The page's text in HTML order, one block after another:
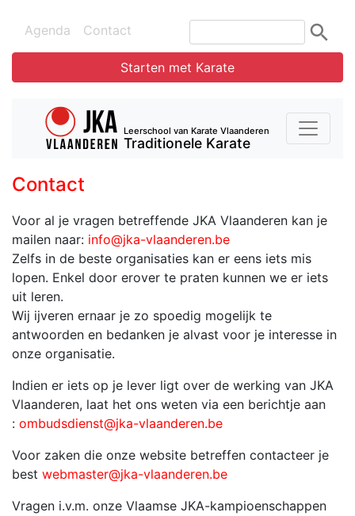
Agenda Contact
Starten met Karate
Leerschool van Karate Vlaanderen
Traditionele Karate
Contact
Voor al je vragen betreffende JKA Vlaanderen kan je
mailen naar: info@jka-vlaanderen.be
Zelfs in de beste organisaties kan er eens iets mis
lopen. Enkel door erover te praten kunnen we er iets
uit leren.
Wij ijveren ernaar je zo spoedig mogelijk te
antwoorden en bedanken je alvast voor je interesse in
onze organisatie.
Indien er iets op je lever ligt over de werking van JKA
Vlaanderen, laat het ons weten via een berichtje aan
: ombudsdienst@jka-vlaanderen.be
Voor zaken die onze website betreffen contacteer je
best webmaster@jka-vlaanderen.be
Vragen i.v.m. onze Vlaamse JKA-kampioenschappen